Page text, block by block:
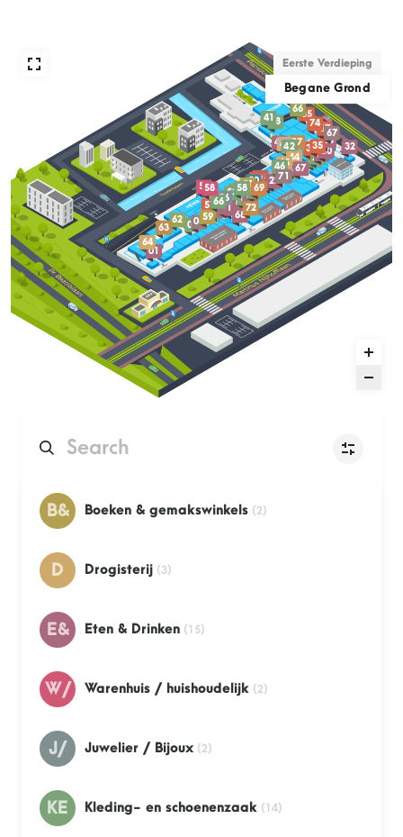
01
03
04
0708
10111314
15161718
202122
2526
27
282930 32
33
36
37
38
404142
44
45
46
47
48
49
50
51
53
54
56
57
59
62
63
64
65
66
67
58
66
67
68
69
71
72
35
58
74
67
41
Eerste Verdieping
Begane Grond
B& Boeken & gemakswinkels (2)
D Drogisterij (3)
E& Eten & Drinken (15)
W/ Warenhuis / huishoudelijk (2)
J/ Juwelier / Bijoux (2)
KE Kleding- en schoenenzaak (14)
Amy’s Koffie & Broodjes
AnnDaniels Laundry
Bloeiend.nl
Bonita
Bram Ladage
Candy Shop